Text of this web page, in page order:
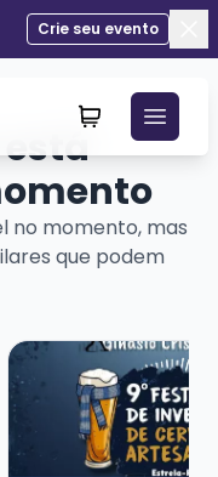
Crie seu evento
está
no momento, mas
que podem
- STANDUP
Veja mais sobre 9º